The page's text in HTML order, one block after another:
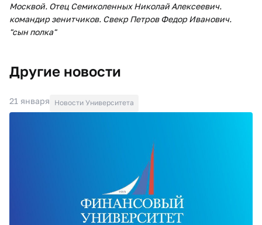
Москвой. Отец Семиколенных Николай Алексеевич.
командир зенитчиков. Свекр Петров Федор Иванович.
"сын полка"
Другие новости
21 января Новости Университета